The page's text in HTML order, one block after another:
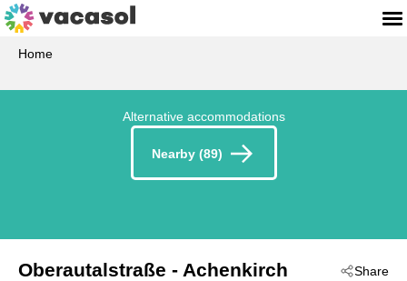
Home
Alternative accommodations
Nearby (89)
Share
Oberautalstraße - Achenkirch